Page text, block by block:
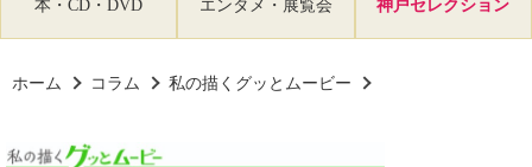
本・CD・DVD エンタメ・展覧会 神戸セレクション
ホーム コラム 私の描くグッとムービー